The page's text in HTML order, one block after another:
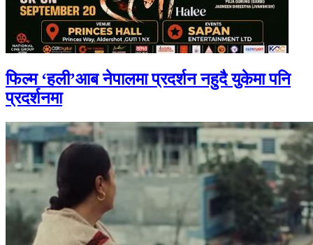
फिल्म ‘हली’आब नेपालमा प्रदर्शन नहुदै युकेमा पनि
प्रदर्शनमा